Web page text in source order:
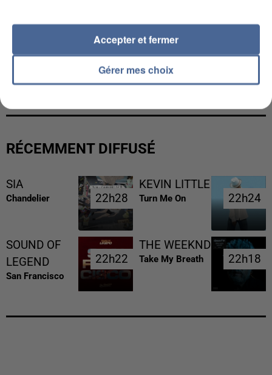
UNE TOURISTE DE L’OISE EMPORTÉE PAR UNE
COULÉE DE BOUE EN HAUTE-SAVOIE
RÉCEMMENT DIFFUSÉ
SIA
Chandelier 22h28
22h28
KEVIN LITTLE
Turn Me On 22h24
22h24
SOUND OF
LEGEND
San Francisco
22h22
22h22
THE WEEKND
Take My Breath 22h18
22h18
Gérer mes choix
Accepter et fermer